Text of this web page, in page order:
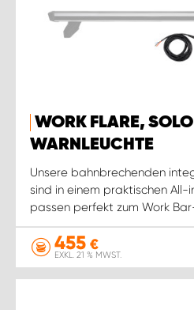
WORK FLARE,
WARNLEUCHTE
Unsere bahnbrechenden
sind in einem praktischen
passen perfekt zum Work
455 €
EXKL. 21 % MWST.